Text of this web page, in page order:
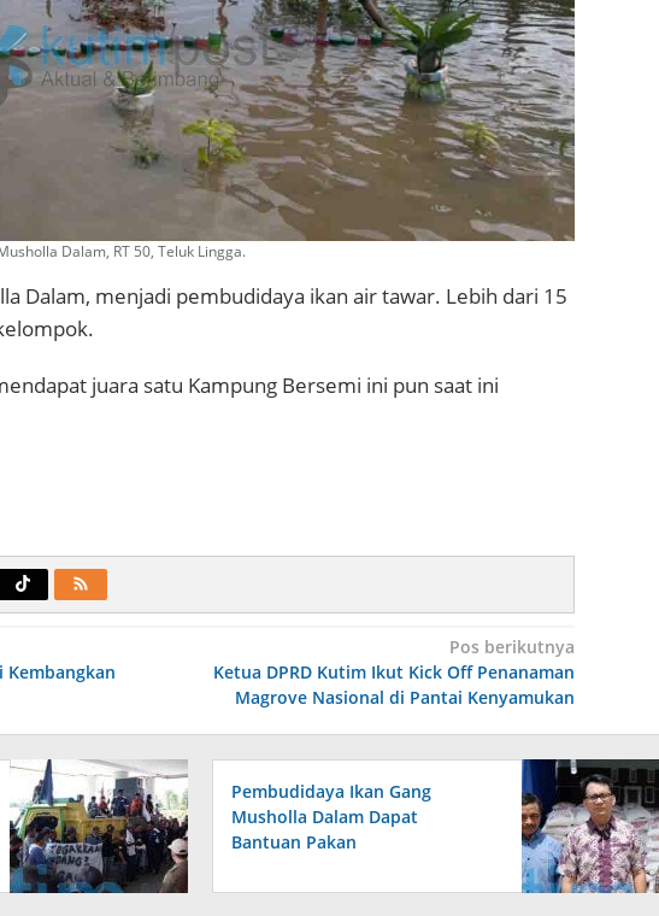
Dalam, RT 50, Teluk Lingga.
Dalam, menjadi pembudidaya ikan air tawar. Lebih dari 15
juara satu Kampung Bersemi ini pun saat ini
Kembangkan
Pos berikutnya
Ketua DPRD Kutim Ikut Kick Off Penanaman
Magrove Nasional di Pantai Kenyamukan
Pembudidaya Ikan Gang
Musholla Dalam Dapat
Bantuan Pakan